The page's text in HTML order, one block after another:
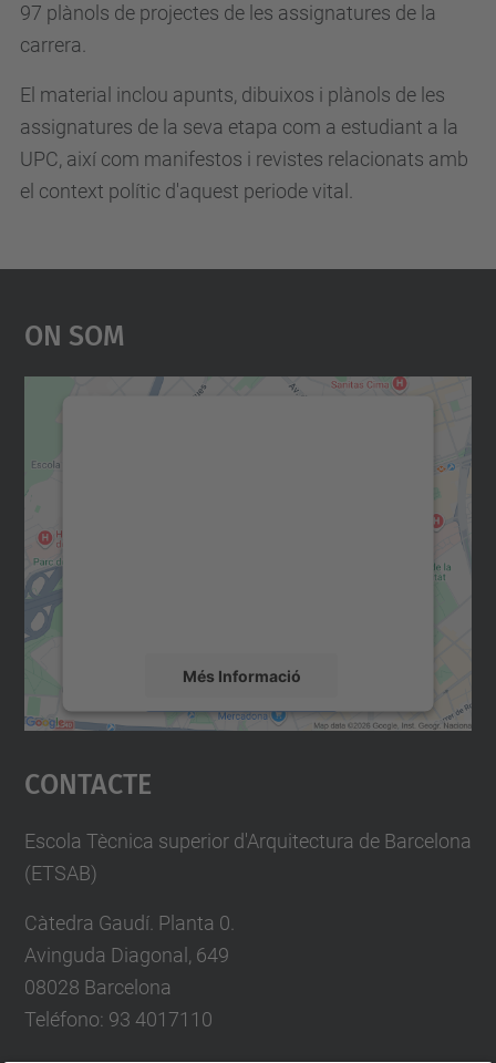
97 plànols de projectes de les assignatures de la
carrera.
El material inclou apunts, dibuixos i plànols de les
assignatures de la seva etapa com a estudiant a la
UPC, així com manifestos i revistes relacionats amb
el context polític d'aquest periode vital.
On Som
Més Informació
Accepta
powered by
Contacte
Escola Tècnica superior d'Arquitectura de Barcelona
(ETSAB)
Càtedra Gaudí. Planta 0.
Avinguda Diagonal, 649
08028 Barcelona
Teléfono: 93 4017110